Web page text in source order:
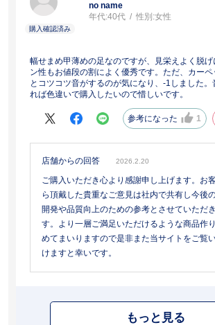
no name
年代:40代 性別:女性
幅せまめ甲薄めの足なのですが、見栄えよく脱げ
ン性もお値段の割によく優秀です。ただ、カーペ
とコツコツ音がするのが気になり、-1しました。
れば色違いで購入したいので惜しいです。
参考になった 1
店舗からの回答 2026.2.20
ご購入いただき心より感謝申し上げます。お
ら頂戴した貴重なご意見は社内で共有し今後
開発や品質向上のための参考とさせていただ
す。より一層ご満足いただけるような商品作
めてまいりますので是非また当サイトをご覧
けますと幸いです。
もっと見る